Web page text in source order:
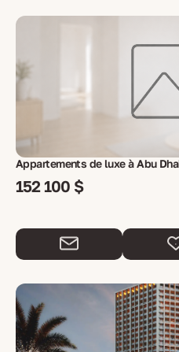
Appartements de luxe à Abu
152 100 $